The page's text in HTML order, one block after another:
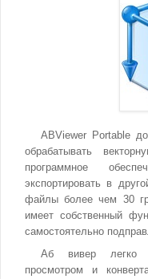
ABViewer Portable
обрабатывать
программное
экспортировать в
файлы более чем 30
имеет собственный
самостоятельно
Аб вивер легко
просмотром и